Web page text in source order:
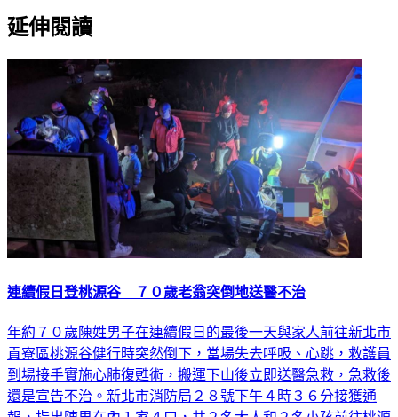
延伸閱讀
連續假日登桃源谷 ７０歲老翁突倒地送醫不治
年約７０歲陳姓男子在連續假日的最後一天與家人前往新北市
貢寮區桃源谷健行時突然倒下，當場失去呼吸、心跳，救護員
到場接手實施心肺復甦術，搬運下山後立即送醫急救，急救後
還是宣告不治。新北市消防局２８號下午４時３６分接獲通